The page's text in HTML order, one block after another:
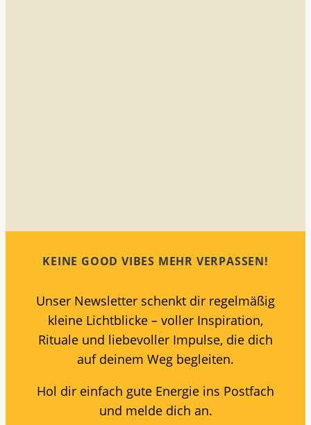
KEINE GOOD VIBES MEHR VERPASSEN!
Unser Newsletter schenkt dir regelmäßig
kleine Lichtblicke – voller Inspiration,
Rituale und liebevoller Impulse, die dich
auf deinem Weg begleiten.
Hol dir einfach gute Energie ins Postfach
und melde dich an.